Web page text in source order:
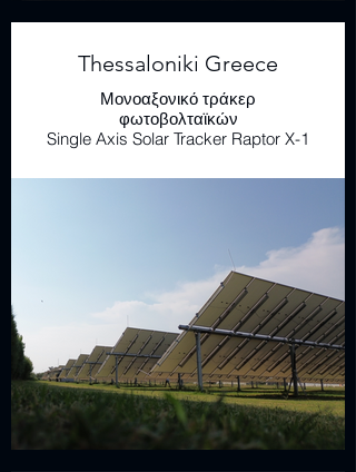
Thessaloniki Greece
Μονοαξονικό τράκερ
φωτοβολταϊκών
Single Axis Solar Tracker Raptor X-1